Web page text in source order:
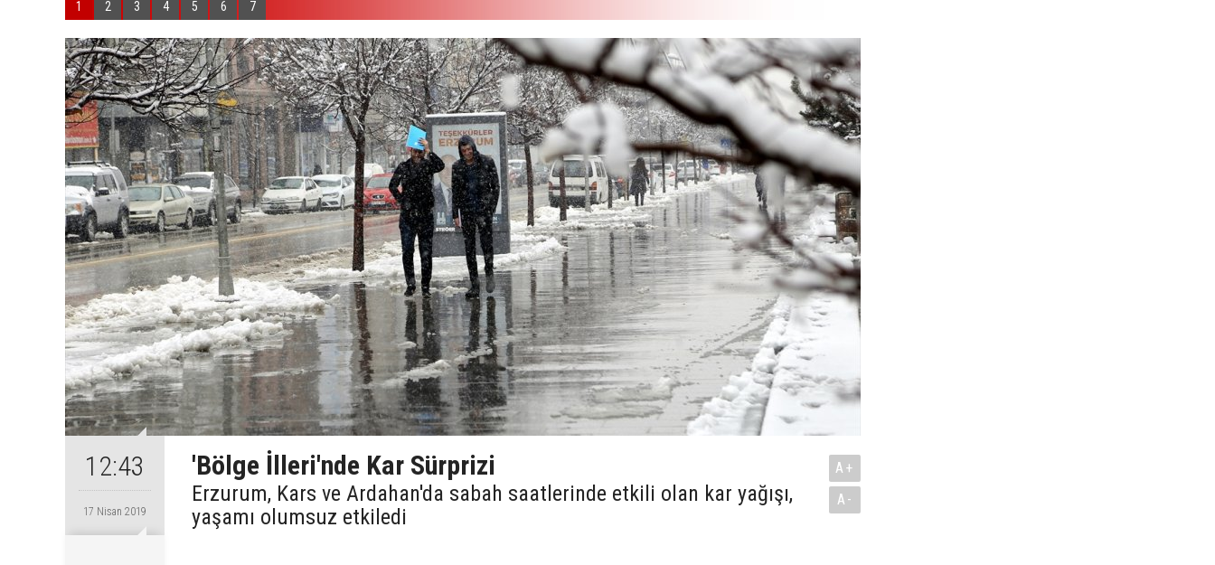
1 2 3 4 5 6 7
12:43
17 Nisan 2019
'Bölge İlleri'nde Kar Sürprizi
Erzurum, Kars ve Ardahan'da sabah saatlerinde etkili olan kar yağışı,
yaşamı olumsuz etkiledi
A+
A-